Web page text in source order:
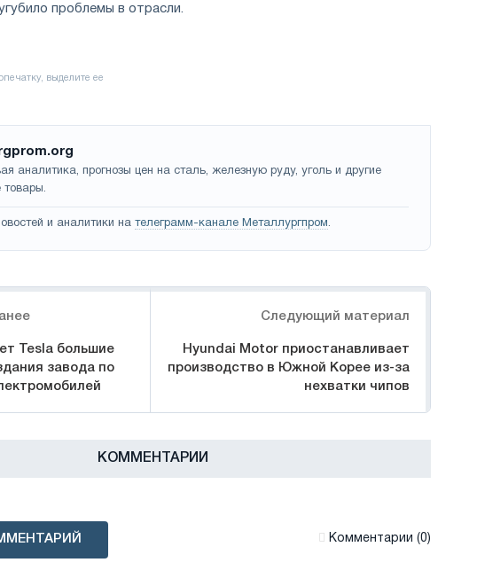
проблемы в отрасли.
аналитика, прогнозы цен на сталь, железную руду, уголь и другие
товары.
и аналитики на телеграмм-канале Металлургпром.
Tesla большие
завода по
Следующий материал
Hyundai Motor приостанавливает
производство в Южной Корее из-за
нехватки чипов
КОММЕНТАРИИ
Комментарии (0)